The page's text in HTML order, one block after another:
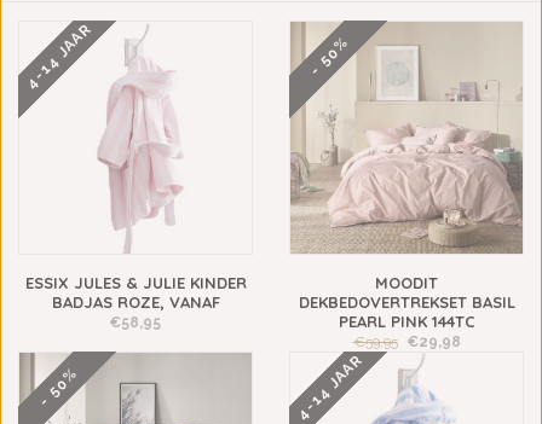
4-14 JAAR
ESSIX JULES & JULIE KINDER
BADJAS ROZE, VANAF
€58,95
- 50%
MOODIT
DEKBEDOVERTREKSET BASIL
PEARL PINK 144TC
€59,95 €29,98
- 50% 4-14 JAAR